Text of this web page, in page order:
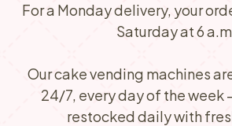
For a Monday delivery, your
Saturday at 6
Our cake vending machines
24/7, every day of the week
restocked daily with